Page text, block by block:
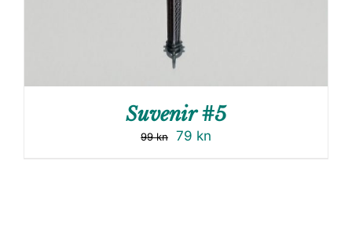
Suvenir #5
99kn 79 kn